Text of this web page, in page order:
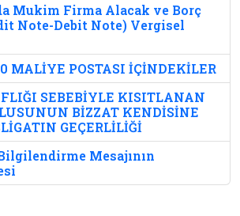
Mukim Firma Alacak ve Borç
Note-Debit Note) Vergisel
MALİYE POSTASI İÇİNDEKİLER
SEBEBİYLE KISITLANAN
BİZZAT KENDİSİNE
GEÇERLİLİĞİ
Mesajının